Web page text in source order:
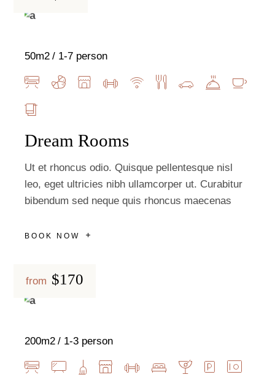
Dream Rooms
Ut et rhoncus odio. Quisque pellentesque nisl
leo, eget ultricies nibh ullamcorper ut. Curabitur
bibendum sed neque quis rhoncus maecenas
BOOK NOW
50m2 1-7 person
from $170
200m2 1-3 person